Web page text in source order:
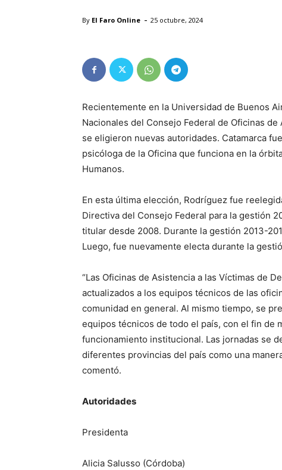
By El Faro Online - 25 octubre, 2024
Recientemente en la Universidad de Buenos
Nacionales del Consejo Federal de Oficinas
se eligieron nuevas autoridades. Catamarca
psicóloga de la Oficina que funciona en la
Humanos.
En esta última elección, Rodríguez fue
Directiva del Consejo Federal para la gestión
titular desde 2008. Durante la gestión 2013-
Luego, fue nuevamente electa durante la
“Las Oficinas de Asistencia a las Víctimas de
actualizados a los equipos técnicos de las
comunidad en general. Al mismo tiempo, se
equipos técnicos de todo el país, con el fin de
funcionamiento institucional. Las jornadas se
diferentes provincias del país como una
comentó.
Autoridades
Presidenta
Alicia Salusso (Córdoba)